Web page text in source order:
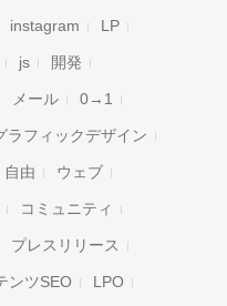
instagram LP
js 開発
メール 0→1
ラフィックデザイン
自由 ウェブ
コミュニティ
プレスリリース
ンツSEO LPO